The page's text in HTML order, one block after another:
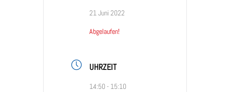
21 Juni 2022
Abgelaufen!
UHRZEIT
14:50 - 15:10